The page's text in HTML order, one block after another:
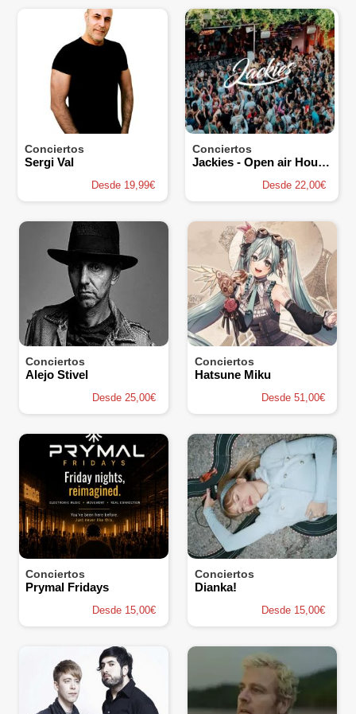
Conciertos
Sergi Val
Desde 19,99€
Conciertos
Jackies - Open air House Music Barcelona
Desde 22,00€
Conciertos
Alejo Stivel
Desde 25,00€
Conciertos
Hatsune Miku
Desde 51,00€
Conciertos
Prymal Fridays
Desde 15,00€
Conciertos
Dianka!
Desde 15,00€